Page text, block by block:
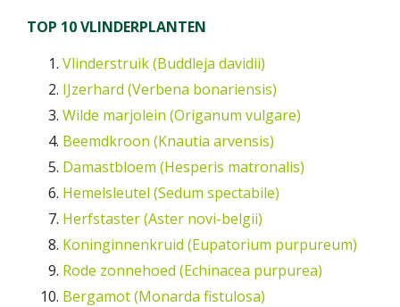
TOP 10 VLINDERPLANTEN
Vlinderstruik (Buddleja davidii)
IJzerhard (Verbena bonariensis)
Wilde marjolein (Origanum vulgare)
Beemdkroon (Knautia arvensis)
Damastbloem (Hesperis matronalis)
Hemelsleutel (Sedum spectabile)
Herfstaster (Aster novi-belgii)
Koninginnenkruid (Eupatorium purpureum)
Rode zonnehoed (Echinacea purpurea)
Bergamot (Monarda fistulosa)